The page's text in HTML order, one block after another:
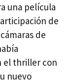
una película
de
de
el thriller con
nuevo